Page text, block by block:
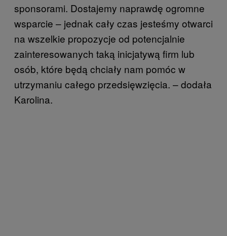
sponsorami. Dostajemy naprawdę ogromne
wsparcie – jednak cały czas jesteśmy otwarci
na wszelkie propozycje od potencjalnie
zainteresowanych taką inicjatywą firm lub
osób, które będą chciały nam pomóc w
utrzymaniu całego przedsięwzięcia. – dodała
Karolina.